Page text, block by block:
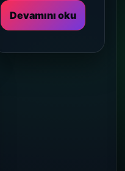
Devamını oku